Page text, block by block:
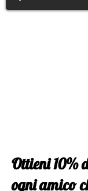
Ottieni 10%
ogni amico